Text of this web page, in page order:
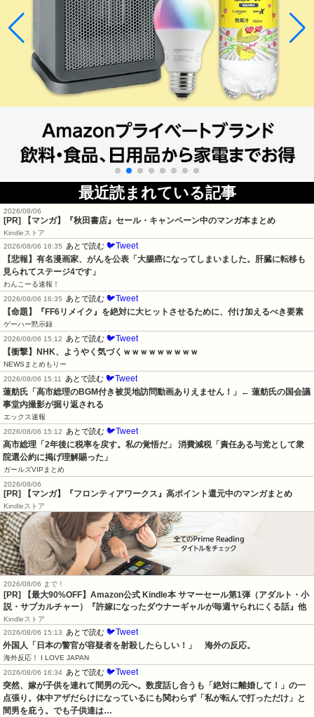
最近読まれている記事
2026/08/06
[PR] 【マンガ】『秋田書店』セール・キャンペーン中のマンガ本まとめ
Kindleストア
2026/08/06 16:35
あとで読む 🐦Tweet
【悲報】有名漫画家、がんを公表「大腸癌になってしまいました。肝臓に転移も
見られてステージ4です」
わんこーる速報！
2026/08/06 16:35
あとで読む 🐦Tweet
【命題】『FF6リメイク』を絶対に大ヒットさせるために、付け加えるべき要素
ゲーハー黙示録
2026/08/06 15:12
あとで読む 🐦Tweet
【衝撃】NHK、ようやく気づくｗｗｗｗｗｗｗｗｗ
NEWSまとめもりー
2026/08/06 15:11
あとで読む 🐦Tweet
蓮舫氏「高市総理のBGM付き被災地訪問動画ありえません！」← 蓮舫氏の国会議
事堂内撮影が掘り返される
エックス速報
2026/08/06 15:12
あとで読む 🐦Tweet
高市総理「2年後に税率を戻す。私の覚悟だ」 消費減税「責任ある与党として衆
院選公約に掲げ理解賜った」
ガールズVIPまとめ
2026/08/06
[PR] 【マンガ】『フロンティアワークス』高ポイント還元中のマンガまとめ
Kindleストア
2026/08/06 まで！
[PR]
【最大90%OFF】Amazon公式 Kindle本 サマーセール第1弾（アダルト・小
説・サブカルチャー）『許嫁になったダウナーギャルが毎週ヤられにくる話』他
Kindleストア
2026/08/06 15:13
あとで読む 🐦Tweet
外国人「日本の警官が容疑者を射殺したらしい！」　海外の反応。
海外反応！ I LOVE JAPAN
2026/08/06 16:34 あとで読む 🐦Tweet
突然、嫁が子供を連れて間男の元へ。数度話し合うも「絶対に離婚して！」の一
点張り。体中アザだらけになっているにも関わらず「私が転んで打っただけ」と
間男を庇う。でも子供達は…